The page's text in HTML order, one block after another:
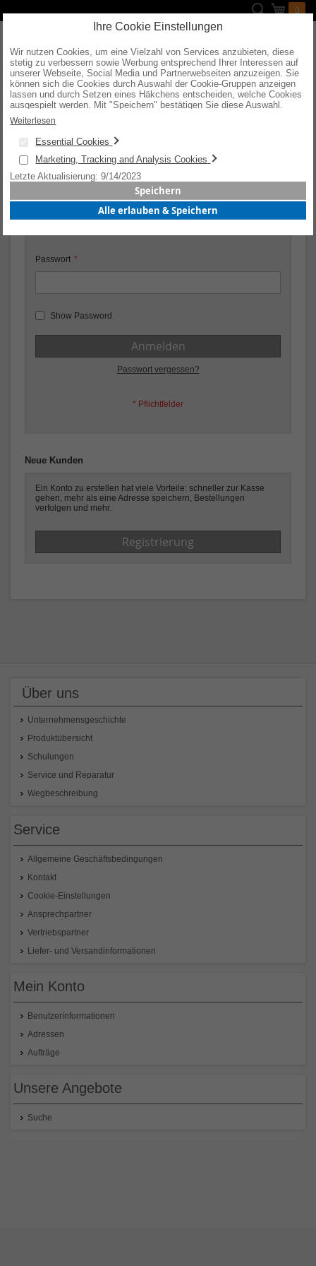
zum
Mein
0
Suche
KUNDENLOGIN
Wenn Sie ein Konto haben, melden Sie sich mit Ihrer E-Mail-
Adresse an.
E-Mail
Passwort
Show Password
Anmelden
Passwort vergessen?
Neue Kunden
Ein Konto zu erstellen hat viele Vorteile: schneller zur Kasse
gehen, mehr als eine Adresse speichern, Bestellungen
verfolgen und mehr.
Registrierung
Über uns
Unternehmensgeschichte
Produktübersicht
Schulungen
Service und Reparatur
Wegbeschreibung
Service
Allgemeine Geschäftsbedingungen
Kontakt
Cookie-Einstellungen
Ansprechpartner
Vertriebspartner
Liefer- und Versandinformationen
Mein Konto
Benutzerinformationen
Adressen
Aufträge
Unsere Angebote
Suche
Ihre Cookie Einstellungen
Wir nutzen Cookies, um eine Vielzahl von Services anzubieten, diese
stetig zu verbessern sowie Werbung entsprechend Ihrer Interessen auf
unserer Webseite, Social Media und Partnerwebseiten anzuzeigen. Sie
können sich die Cookies durch Auswahl der Cookie-Gruppen anzeigen
lassen und durch Setzen eines Häkchens entscheiden, welche Cookies
ausgespielt werden. Mit "Speichern" bestätigen Sie diese Auswahl.
Wenn Sie "alle erlauben & speichern" wählen, willigen Sie in die
Verwendung aller Cookies ein. Weitere Informationen erhalten Sie nach
Ihrer Bestätigung in unserer Datenschutzerklärung.
Weiterlesen
Essential Cookies
Marketing, Tracking and Analysis Cookies
Letzte Aktualisierung: 9/14/2023
Speichern
Alle erlauben & Speichern